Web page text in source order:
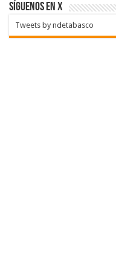
SÍGUENOS EN X
Tweets by ndetabasco